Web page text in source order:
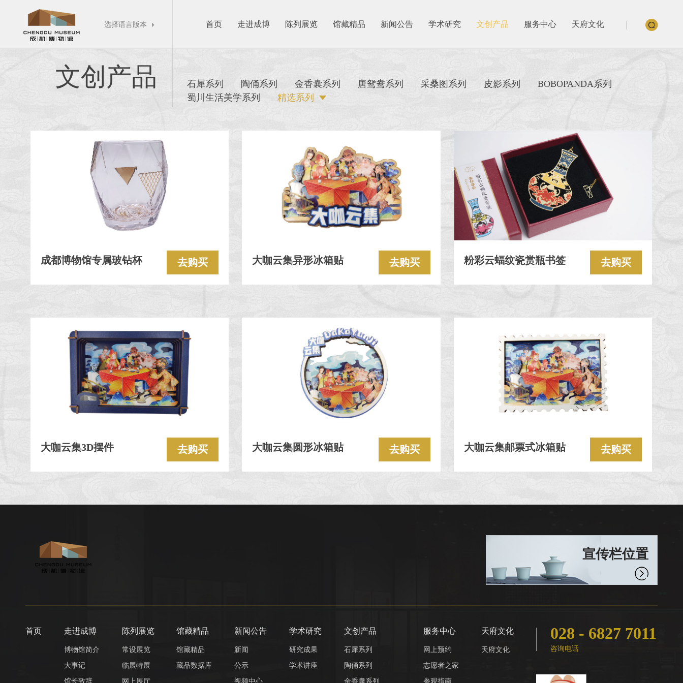
选择语言版本  首页 走进成博 陈列展览 馆藏精品 新闻公告 学术研究 文创产品 服务中心 天府文化
文创产品 石犀系列 陶俑系列 金香囊系列 唐鸳鸯系列 采桑图系列 皮影系列
BOBOPANDA系列
蜀川生活美学系列
精选系列
成都博物馆专属玻钻杯 去购买 大咖云集异形冰箱贴 去购买 粉彩云蝠纹瓷赏瓶书签 去购买
大咖云集3D摆件 去购买 大咖云集圆形冰箱贴 去购买 大咖云集邮票式冰箱贴 去购买
宣传栏位置
首页 走进成博
博物馆简介
大事记
馆长致辞
陈列展览
常设展览
临展特展
网上展厅
馆藏精品
馆藏精品
藏品数据库
新闻公告
新闻
公示
视频中心
学术研究
研究成果
学术讲座
文创产品
石犀系列
陶俑系列
金香囊系列
服务中心
网上预约
志愿者之家
参观指南
天府文化
天府文化
028 - 6827 7011
咨询电话